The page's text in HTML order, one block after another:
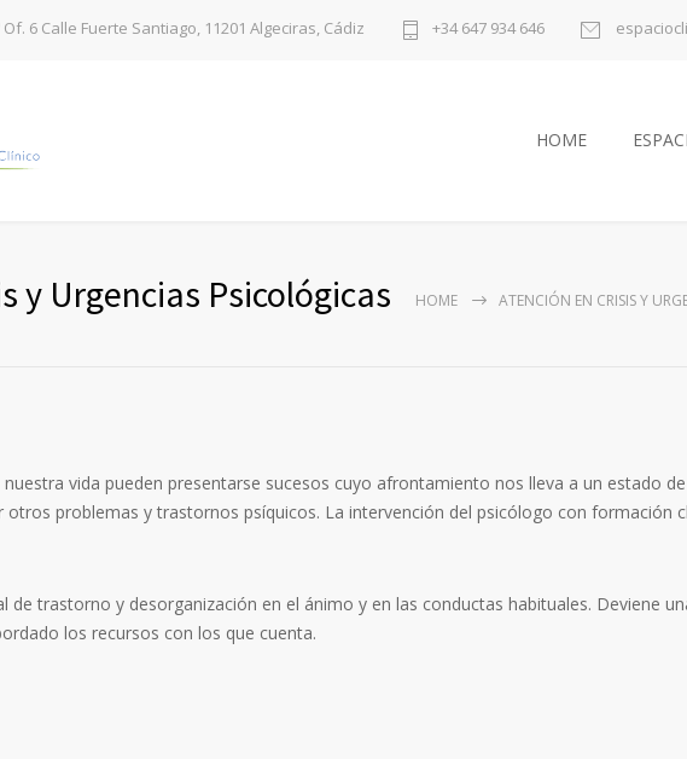
6 Calle Fuerte Santiago, 11201 Algeciras, Cádiz +34 647 934 646
HOME
y Urgencias Psicológicas HOME ATENCIÓN EN CRISIS Y
vida pueden presentarse sucesos cuyo afrontamiento nos lleva a un estado
otros problemas y trastornos psíquicos. La intervención del psicólogo con
de trastorno y desorganización en el ánimo y en las conductas habituales. Deviene
los recursos con los que cuenta.